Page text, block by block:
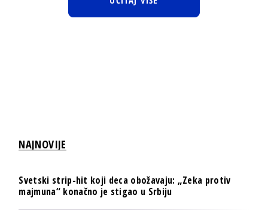
NAJNOVIJE
Svetski strip-hit koji deca obožavaju: „Zeka protiv
majmuna“ konačno je stigao u Srbiju